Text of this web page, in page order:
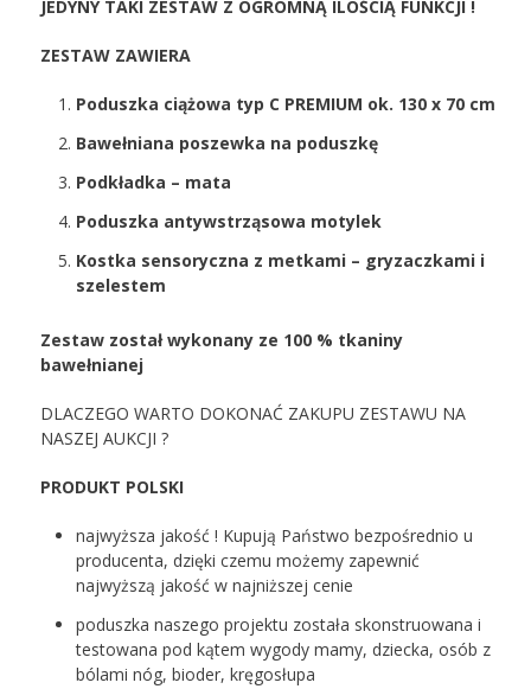
JEDYNY TAKI ZESTAW Z OGROMNĄ ILOŚCIĄ FUNKCJI !
ZESTAW ZAWIERA
Poduszka ciążowa typ C PREMIUM ok. 130 x 70 cm
Bawełniana poszewka na poduszkę
Podkładka – mata
Poduszka antywstrząsowa motylek
Kostka sensoryczna z metkami – gryzaczkami i
szelestem
Zestaw został wykonany ze 100 % tkaniny
bawełnianej
DLACZEGO WARTO DOKONAĆ ZAKUPU ZESTAWU NA
NASZEJ AUKCJI ?
PRODUKT POLSKI
najwyższa jakość ! Kupują Państwo bezpośrednio u
producenta, dzięki czemu możemy zapewnić
najwyższą jakość w najniższej cenie
poduszka naszego projektu została skonstruowana i
testowana pod kątem wygody mamy, dziecka, osób z
bólami nóg, bioder, kręgosłupa